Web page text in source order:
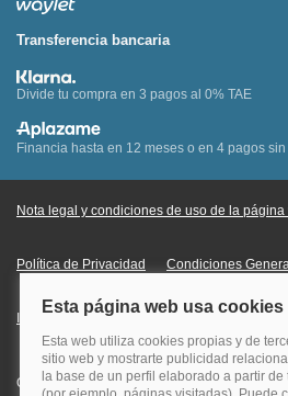
Transferencia bancaria
Divide tu compra en 3 pagos al 0% TAE
Financia hasta en 12 meses o en 4 pagos
Nota legal y condiciones de uso de la página
Política de Privacidad Condiciones
Información Legal sobre Mercados en Línea
Quehoteles.com - Especialistas en hoteles ©